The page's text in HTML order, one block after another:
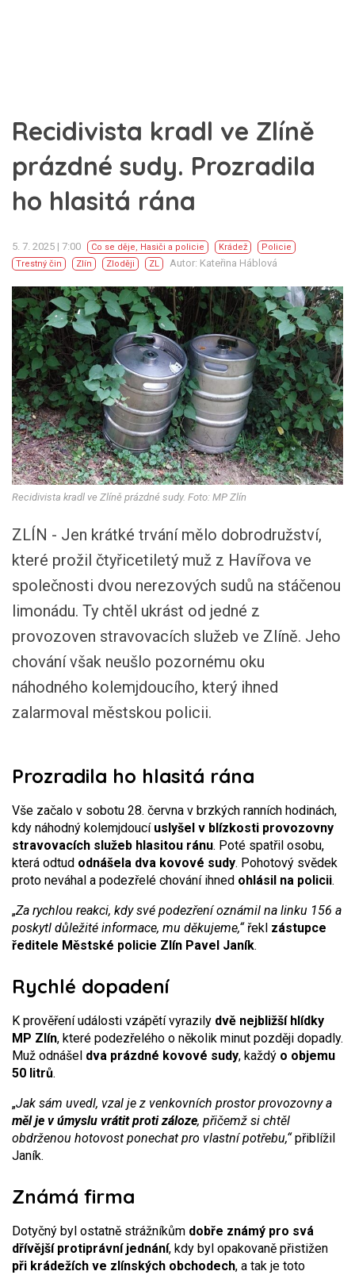
Recidivista kradl ve Zlíně
prázdné sudy. Prozradila
ho hlasitá rána
5. 7. 2025 | 7:00 Co se děje, Hasiči a policie Krádež
Policie
Trestný čin
Zlín Zloději ZL Autor: Kateřina Háblová
Recidivista kradl ve Zlíně prázdné sudy. Foto: MP Zlín
ZLÍN - Jen krátké trvání mělo dobrodružství,
které prožil čtyřicetiletý muž z Havířova ve
společnosti dvou nerezových sudů na stáčenou
limonádu. Ty chtěl ukrást od jedné z
provozoven stravovacích služeb ve Zlíně. Jeho
chování však neušlo pozornému oku
náhodného kolemjdoucího, který ihned
zalarmoval městskou policii.
Prozradila ho hlasitá rána
Vše začalo v sobotu 28. června v brzkých ranních hodinách,
kdy náhodný kolemjdoucí uslyšel v blízkosti provozovny
stravovacích služeb hlasitou ránu. Poté spatřil osobu,
která odtud odnášela dva kovové sudy. Pohotový svědek
proto neváhal a podezřelé chování ihned ohlásil na policii.
„Za rychlou reakci, kdy své podezření oznámil na linku 156 a
poskytl důležité informace, mu děkujeme,“řekl zástupce
ředitele Městské policie Zlín Pavel Janík.
Rychlé dopadení
K prověření události vzápětí vyrazily dvě nejbližší hlídky
MP Zlín, které podezřelého o několik minut později dopadly.
Muž odnášel dva prázdné kovové sudy, každý o objemu
50 litrů.
„Jak sám uvedl, vzal je z venkovních prostor provozovny a
měl je v úmyslu vrátit proti záloze, přičemž si chtěl
obdrženou hotovost ponechat pro vlastní potřebu,“přiblížil
Janík.
Známá firma
Dotyčný byl ostatně strážníkům dobře známý pro svá
dřívější protiprávní jednání, kdy byl opakovaně přistižen
při krádežích ve zlínských obchodech, a tak je toto